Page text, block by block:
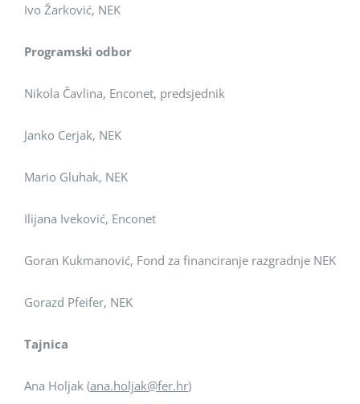
Ivo Žarković, NEK
Programski odbor
Nikola Čavlina, Enconet, predsjednik
Janko Cerjak, NEK
Mario Gluhak, NEK
Ilijana Iveković, Enconet
Goran Kukmanović, Fond za financiranje razgradnje NEK
Gorazd Pfeifer, NEK
Tajnica
Ana Holjak (ana.holjak@fer.hr)